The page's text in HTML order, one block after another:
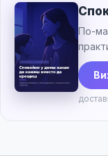
По-